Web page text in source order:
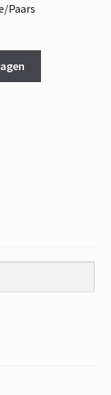
Paars